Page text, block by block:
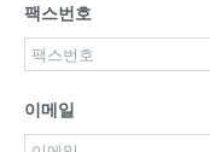
팩스번호
이메일